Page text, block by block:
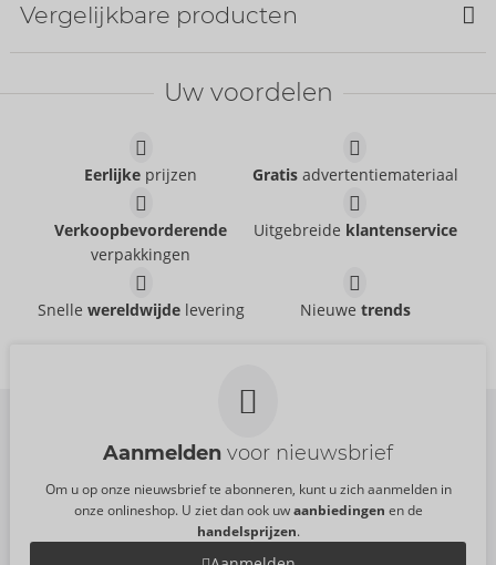
Just Glide- ORION Brand
Dark Blushing Rose
Fifty Shades of Grey
54069430000
Greedy Girl Duet
Fifty Shades of Grey
89,95 €
Vergelijkbare producten
Rechargeable Rabbit
Triple G-Spot Vibrator
Uw voordelen
Eerlijke prijzen Gratisadvertentiemateriaal
Verkoopbevorderende
verpakkingen
Uitgebreide klantenservice
Snelle wereldwijdelevering Nieuwe trends
Aanmelden voor nieuwsbrief
Om u op onze nieuwsbrief te abonneren, kunt u zich aanmelden in
onze onlineshop. U ziet dan ook uwaanbiedingen en de
handelsprijzen.